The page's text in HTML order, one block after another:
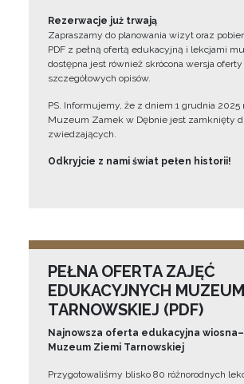
Rezerwacje już trwają
Zapraszamy do planowania wizyt oraz
PDF z pełną ofertą edukacyjną i lekcjami
dostępna jest również skrócona wersja
szczegółowych opisów.
PS. Informujemy, że z dniem 1 grudnia 2025
Muzeum Zamek w Dębnie jest zamknięty
zwiedzających.
Odkryjcie z nami świat pełen historii!
PEŁNA OFERTA ZAJĘĆ
EDUKACYJNYCH
TARNOWSKIEJ (PDF)
Najnowsza oferta edukacyjna
Muzeum Ziemi Tarnowskiej
Przygotowaliśmy blisko 80 różnorodnych